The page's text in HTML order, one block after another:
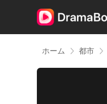
ホーム 都市